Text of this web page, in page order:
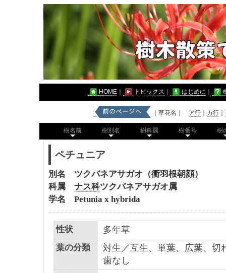
HOME トピックス はじめに
｜草花名｜ ア行 カ行
樹名前 樹別名 樹科属 樹番号 樹
ペチュニア
別名 ツクバネアサガオ（衝羽根朝顔）
科属 ナス科ツクバネアサガオ属
学名 Petunia x hybrida
性状 多年草
葉の分類
対生／互生、単葉、広葉、切
歯なし